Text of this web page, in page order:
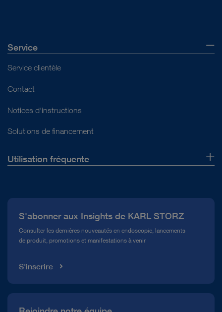
Service
Service clientèle
Contact
Notices d'instructions
Solutions de financement
Utilisation fréquente
Service télé-assistance Conformité
Médiathèque
S'abonner aux Insights de KARL STORZ
Consulter les dernières nouveautés en endoscopie, lancements
de produit, promotions et manifestations à venir
S'inscrire